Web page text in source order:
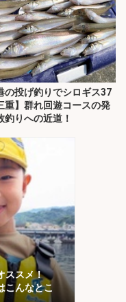
の投げ釣りでシロギス37
重】群れ回遊コースの発
釣りへの近道！
ススメ！
こんなとこ